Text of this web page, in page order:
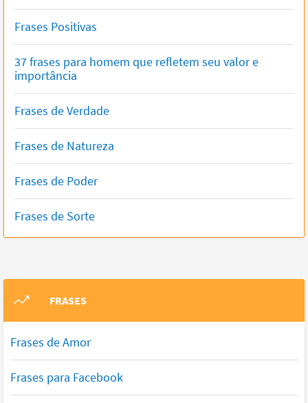
Frases Positivas
37 frases para homem que refletem seu valor e
importância
Frases de Verdade
Frases de Natureza
Frases de Poder
Frases de Sorte
FRASES
Frases de Amor
Frases para Facebook